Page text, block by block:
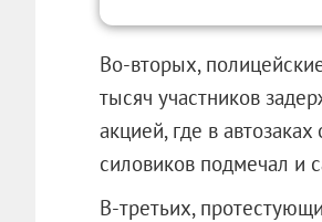
Во-вторых,
тысяч участников
акцией, где в
силовиков подмечал и
В-третьих,